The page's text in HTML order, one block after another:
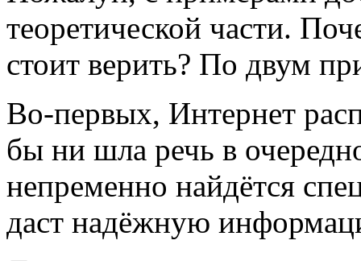
теоретической части.
стоит верить? По двум
Во-первых, Интернет
бы ни шла речь в
непременно найдётся
даст надёжную